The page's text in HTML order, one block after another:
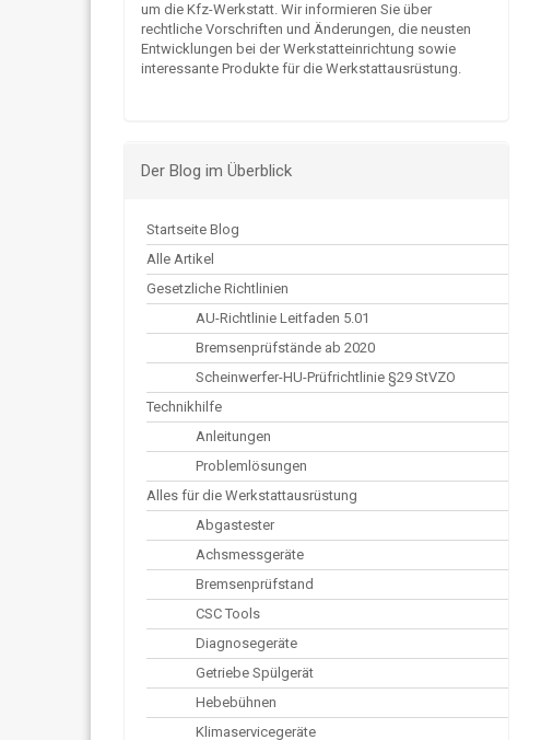
um die Kfz-Werkstatt. Wir informieren Sie über
rechtliche Vorschriften und Änderungen, die neusten
Entwicklungen bei der Werkstatteinrichtung sowie
interessante Produkte für die Werkstattausrüstung.
Der Blog im Überblick
Startseite Blog
Alle Artikel
Gesetzliche Richtlinien
AU-Richtlinie Leitfaden 5.01
Bremsenprüfstände ab 2020
Scheinwerfer-HU-Prüfrichtlinie §29 StVZO
Technikhilfe
Anleitungen
Problemlösungen
Alles für die Werkstattausrüstung
Abgastester
Achsmessgeräte
Bremsenprüfstand
CSC Tools
Diagnosegeräte
Getriebe Spülgerät
Hebebühnen
Klimaservicegeräte